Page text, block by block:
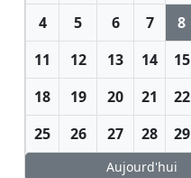
4
5 6 7 8
11
12 13 14 15
18
19 20 21 22
25
26 27 28 29
Aujourd'hui